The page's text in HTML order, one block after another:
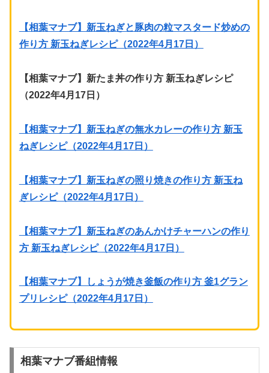
【相葉マナブ】新玉ねぎと豚肉の粒マスタード炒めの
作り方 新玉ねぎレシピ（2022年4月17日）
【相葉マナブ】新たま丼の作り方 新玉ねぎレシピ
（2022年4月17日）
【相葉マナブ】新玉ねぎの無水カレーの作り方 新玉
ねぎレシピ（2022年4月17日）
【相葉マナブ】新玉ねぎの照り焼きの作り方 新玉ね
ぎレシピ（2022年4月17日）
【相葉マナブ】新玉ねぎのあんかけチャーハンの作り
方 新玉ねぎレシピ（2022年4月17日）
【相葉マナブ】しょうが焼き釜飯の作り方 釜1グラン
プリレシピ（2022年4月17日）
相葉マナブ番組情報